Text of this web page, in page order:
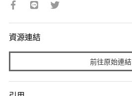
資源連結
前往原始連結